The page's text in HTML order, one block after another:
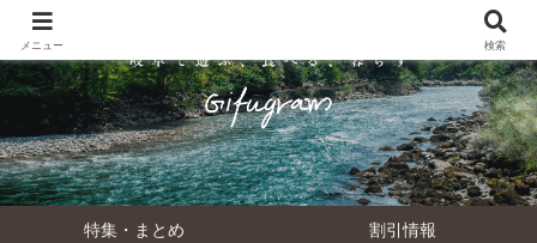
特集・まとめ 割引情報
メニュー 検索